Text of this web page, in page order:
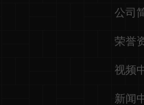
公司
荣誉
视频
新闻